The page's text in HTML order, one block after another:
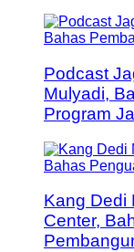
Podcast
Mulyadi,
Program
Kang Dedi
Center,